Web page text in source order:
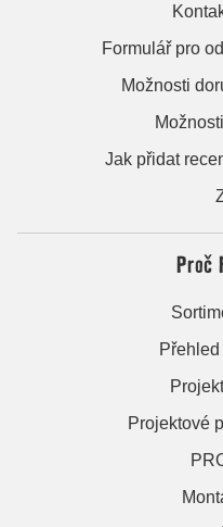
Formulář pro
Možnosti
Jak přidat
Proč
Projektové